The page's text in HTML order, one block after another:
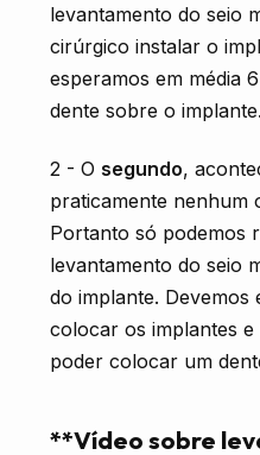
levantamento do seio
cirúrgico instalar o
esperamos em média
dente sobre o implante.
2 - O segundo,
praticamente nenhum
Portanto só podemos
levantamento do seio
do implante. Devemos
colocar os implantes
poder colocar um
**Vídeo sobre